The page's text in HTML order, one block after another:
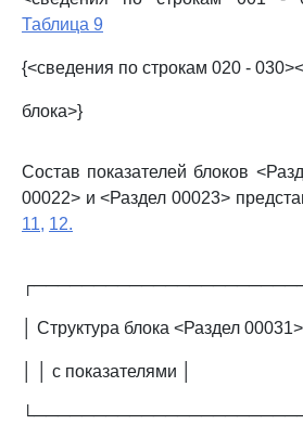
Таблица 9
{<сведения по строкам 020 -
блока>}
Состав показателей блоков
00022> и <Раздел 00023>
11, 12.
│ Структура блока <Раздел
│ │ с показателями │